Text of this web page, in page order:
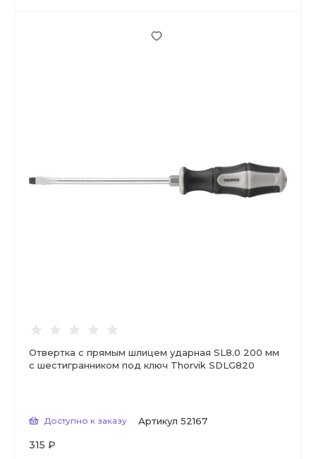
Отвертка с прямым шлицем ударная SL8.0 200 мм
с шестигранником под ключ Thorvik SDLG820
Доступно к заказу Артикул 52167
315 ₽